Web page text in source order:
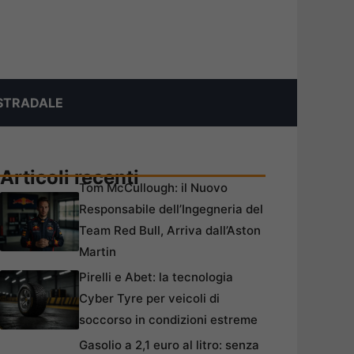
Articoli recentiTom McCullough: il Nuovo
Responsabile dell’Ingegneria del
Team Red Bull, Arriva dall’Aston
Martin
Pirelli e Abet: la tecnologia
Cyber Tyre per veicoli di
soccorso in condizioni estreme
Gasolio a 2,1 euro al litro: senza